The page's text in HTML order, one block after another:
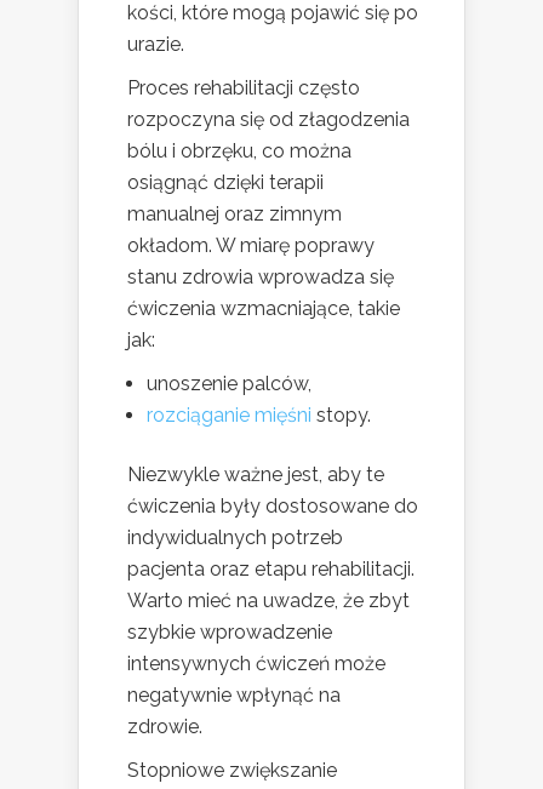
kości, które mogą pojawić się po
urazie.
Proces rehabilitacji często
rozpoczyna się od złagodzenia
bólu i obrzęku, co można
osiągnąć dzięki terapii
manualnej oraz zimnym
okładom. W miarę poprawy
stanu zdrowia wprowadza się
ćwiczenia wzmacniające, takie
jak:
unoszenie palców,
rozciąganie mięśni stopy.
Niezwykle ważne jest, aby te
ćwiczenia były dostosowane do
indywidualnych potrzeb
pacjenta oraz etapu rehabilitacji.
Warto mieć na uwadze, że zbyt
szybkie wprowadzenie
intensywnych ćwiczeń może
negatywnie wpłynąć na
zdrowie.
Stopniowe zwiększanie